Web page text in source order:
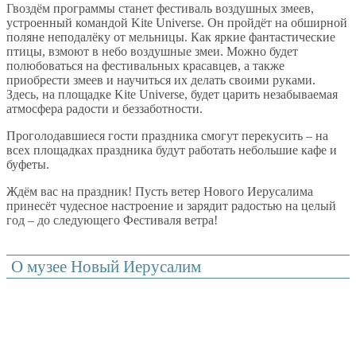
Гвоздём программы станет фестиваль воздушных змеев,
устроенный командой Kite Universe. Он пройдёт на обширной
поляне неподалёку от мельницы. Как яркие фантастические
птицы, взмоют в небо воздушные змеи. Можно будет
полюбоваться на фестивальных красавцев, а также
приобрести змеев и научиться их делать своими руками.
Здесь, на площадке Kite Universe, будет царить незабываемая
атмосфера радости и беззаботности.
Проголодавшиеся гости праздника смогут перекусить – на
всех площадках праздника будут работать небольшие кафе и
буфеты.
Ждём вас на праздник! Пусть ветер Нового Иерусалима
принесёт чудесное настроение и зарядит радостью на целый
год – до следующего Фестиваля ветра!
О музее Новый Иерусалим